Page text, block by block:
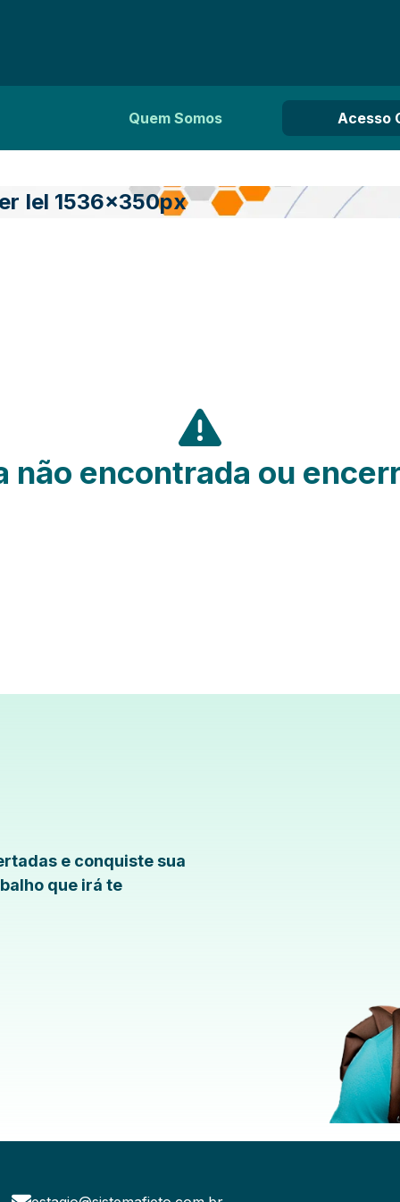
Quem Somos Acesso
Iel 1536x350px
não encontrada ou
e conquiste sua
que irá te